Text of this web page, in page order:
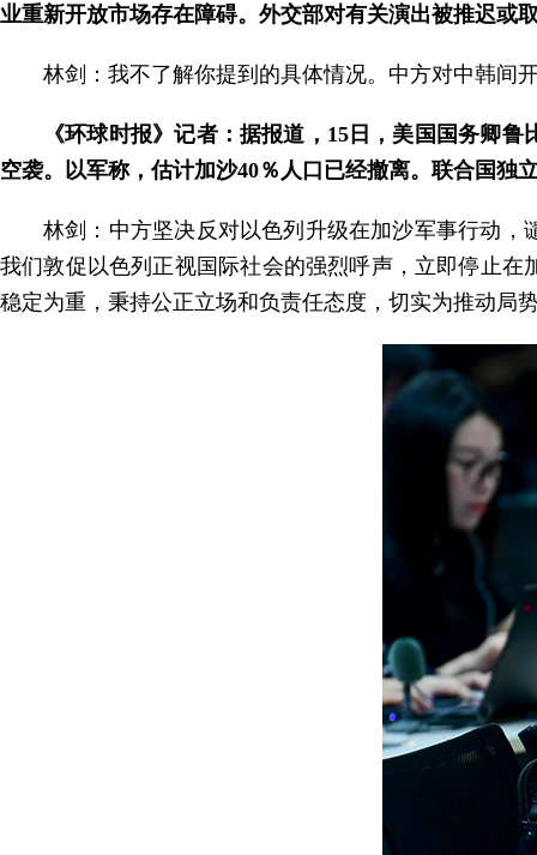
业重新开放市场存在障碍。外交部对有关演出被推迟或
林剑：我不了解你提到的具体情况。中方对中韩间
《环球时报》记者：据报道，15日，美国国务卿
空袭。以军称，估计加沙40％人口已经撤离。联合国独
林剑：中方坚决反对以色列升级在加沙军事行动
我们敦促以色列正视国际社会的强烈呼声，立即停止
稳定为重，秉持公正立场和负责任态度，切实为推动局